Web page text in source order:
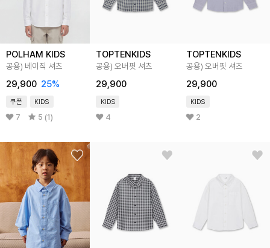
POLHAM KIDS
공용) 베이직 셔츠
29,900 25%
쿠폰 KIDS
7 5 (1)
TOPTENKIDS
공용) 오버핏 셔츠
29,900
KIDS
4
TOPTENKIDS
공용) 오버핏 셔츠
29,900
KIDS
2